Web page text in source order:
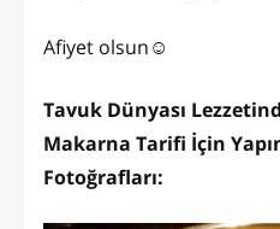
Afiyet olsun☺️
Tavuk Dünyası
Makarna Tarifi İçin
Fotoğrafları: